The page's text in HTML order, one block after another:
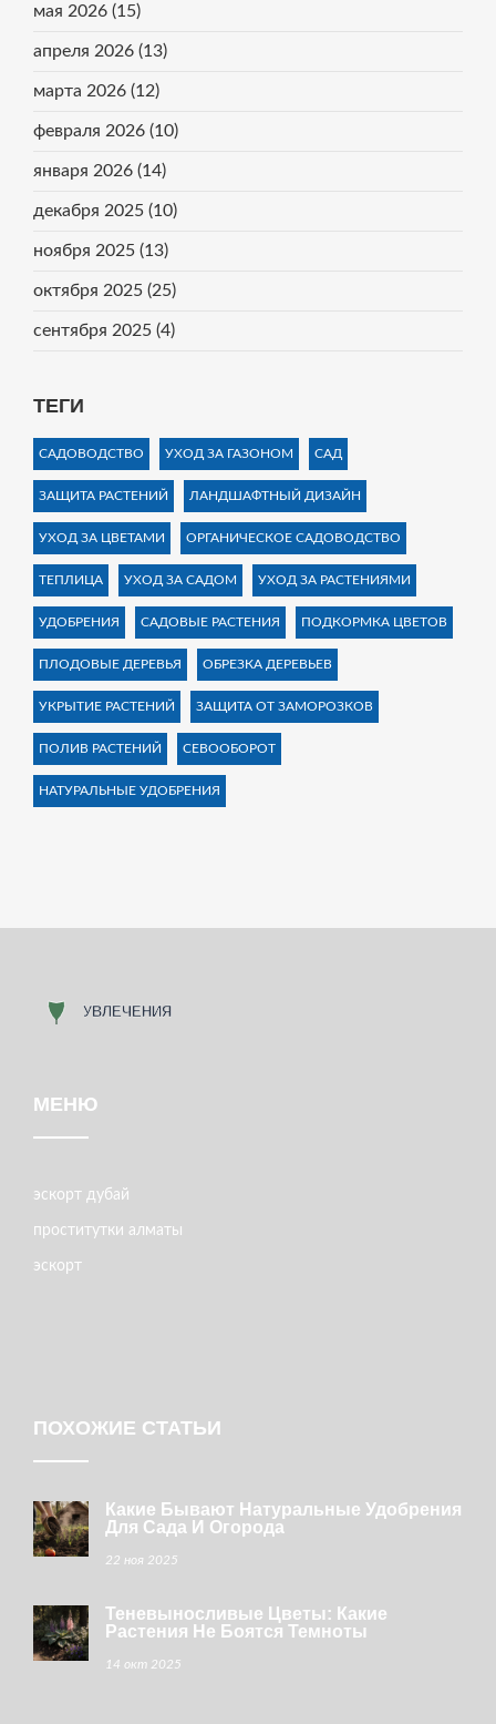
мая 2026 (15)
апреля 2026 (13)
марта 2026 (12)
февраля 2026 (10)
января 2026 (14)
декабря 2025 (10)
ноября 2025 (13)
октября 2025 (25)
сентября 2025 (4)
ТЕГИ
САДОВОДСТВО УХОД ЗА ГАЗОНОМ САД
ЗАЩИТА РАСТЕНИЙ ЛАНДШАФТНЫЙ ДИЗАЙН
УХОД ЗА ЦВЕТАМИ ОРГАНИЧЕСКОЕ САДОВОДСТВО
ТЕПЛИЦА УХОД ЗА САДОМ УХОД ЗА РАСТЕНИЯМИ
УДОБРЕНИЯ САДОВЫЕ РАСТЕНИЯ ПОДКОРМКА ЦВЕТОВ
ПЛОДОВЫЕ ДЕРЕВЬЯ ОБРЕЗКА ДЕРЕВЬЕВ
УКРЫТИЕ РАСТЕНИЙ ЗАЩИТА ОТ ЗАМОРОЗКОВ
ПОЛИВ РАСТЕНИЙ СЕВООБОРОТ
НАТУРАЛЬНЫЕ УДОБРЕНИЯ
МЕНЮ
эскорт дубай
проститутки алматы
эскорт
ПОХОЖИЕ СТАТЬИ
Какие Бывают Натуральные Удобрения
Для Сада И Огорода
22 ноя 2025
Теневыносливые Цветы: Какие
Растения Не Боятся Темноты
14 окт 2025